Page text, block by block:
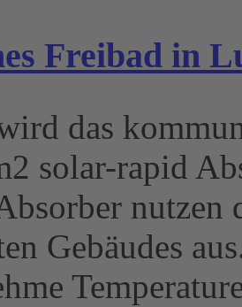
Freibad in
das
solar-rapid
nutzen
Gebäudes